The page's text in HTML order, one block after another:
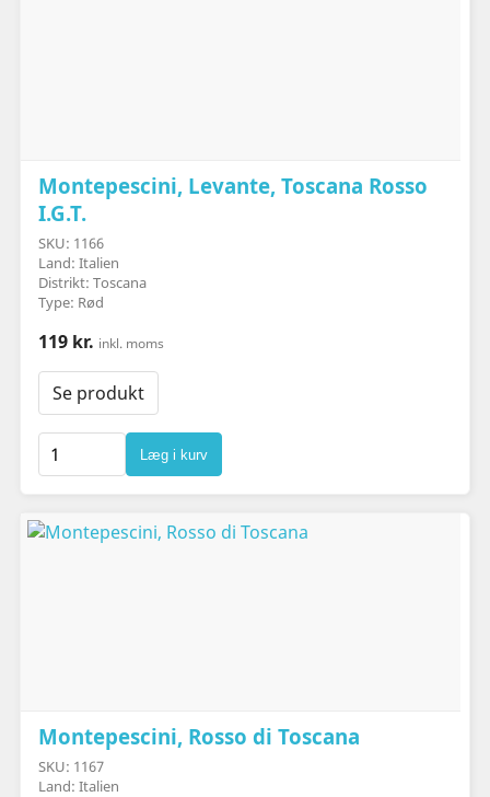
Montepescini, Levante, Toscana Rosso
I.G.T.
SKU: 1166
Land: Italien
Distrikt: Toscana
Type: Rød
119 kr. inkl. moms
Se produkt
Læg i kurv
Montepescini, Rosso di Toscana
SKU: 1167
Land: Italien